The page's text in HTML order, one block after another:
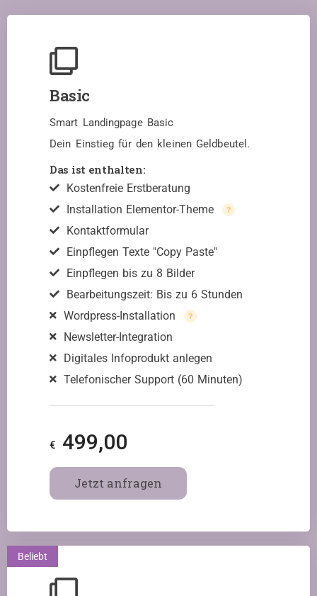
Basic
Smart Landingpage Basic
Dein Einstieg für den kleinen Geldbeutel.
Das ist enthalten:
Kostenfreie Erstberatung
Installation Elementor-Theme
Kontaktformular
Einpflegen Texte "Copy Paste"
Einpflegen bis zu 8 Bilder
Bearbeitungszeit: Bis zu 6 Stunden
Wordpress-Installation
Newsletter-Integration
Digitales Infoprodukt anlegen
Telefonischer Support (60 Minuten)
€ 499,00
Jetzt anfragen
Beliebt